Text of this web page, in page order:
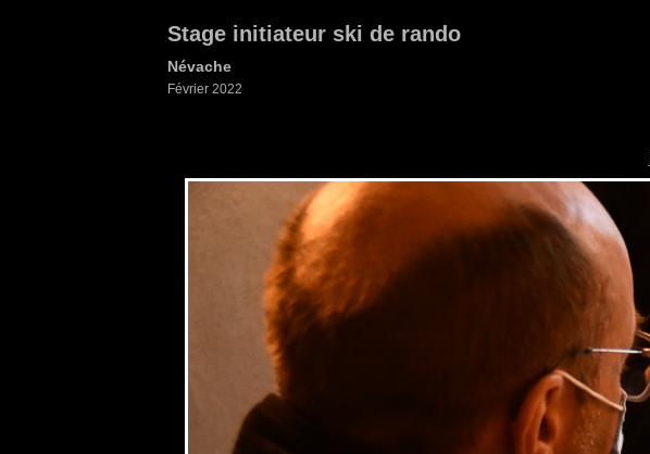
Stage initiateur ski de rando
Névache
Février 2022